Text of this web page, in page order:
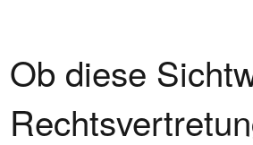
Ob diese